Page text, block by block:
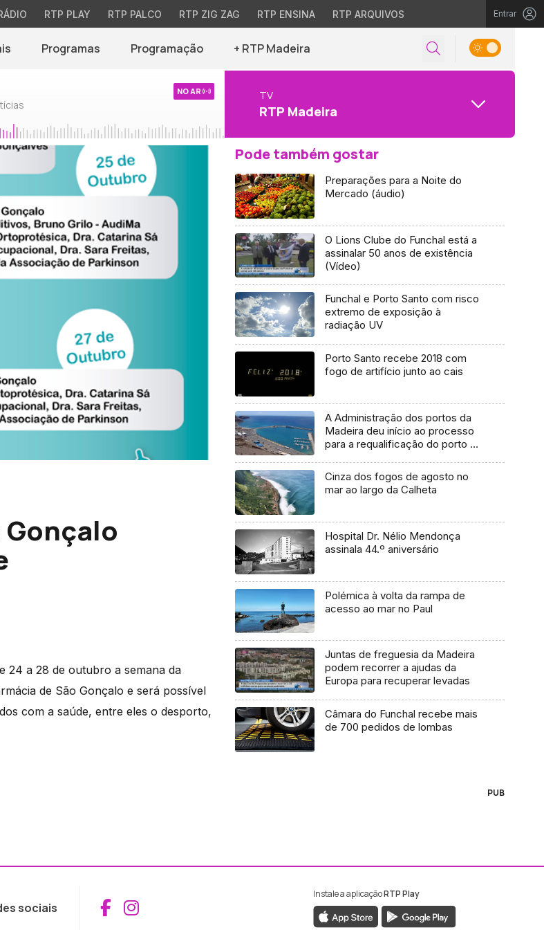
RTP PLAY RTP PALCO RTP ZIG ZAG RTP ENSINA RTP ARQUIVOS Entrar
Programas Programação + RTP Madeira
NO AR TV
RTP Madeira
Gonçalo
24 a 28 de outubro a semana da
de São Gonçalo e será possível
com a saúde, entre eles o desporto,
Pode também gostar
Preparações para a Noite do
Mercado (áudio)
O Lions Clube do Funchal está a
assinalar 50 anos de existência
(Vídeo)
Funchal e Porto Santo com risco
extremo de exposição à
radiação UV
Porto Santo recebe 2018 com
fogo de artifício junto ao cais
A Administração dos portos da
Madeira deu início ao processo
para a requalificação do porto do
Cinza dos fogos de agosto no
mar ao largo da Calheta
Hospital Dr. Nélio Mendonça
assinala 44.º aniversário
Polémica à volta da rampa de
acesso ao mar no Paul
Juntas de freguesia da Madeira
podem recorrer a ajudas da
Europa para recuperar levadas
Câmara do Funchal recebe mais
de 700 pedidos de lombas
PUB
sociais Aceder ao Facebook da RTP Madeira
Aceder ao Instagram da RTP Madeira
Instale a aplicaçãoRTP Play